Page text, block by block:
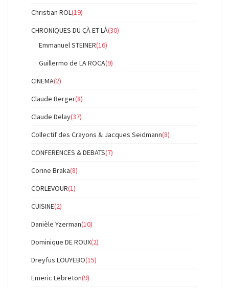
Christian ROL(19)
CHRONIQUES DU ÇÀ ET LÀ(30)
Emmanuel STEINER(16)
Guillermo de LA ROCA(9)
CINEMA(2)
Claude Berger(8)
Claude Delay(37)
Collectif des Crayons & Jacques Seidmann(8)
CONFERENCES & DEBATS(7)
Corine Braka(8)
CORLEVOUR(1)
CUISINE(2)
Danièle Yzerman(10)
Dominique DE ROUX(2)
Dreyfus LOUYEBO(15)
Emeric Lebreton(9)